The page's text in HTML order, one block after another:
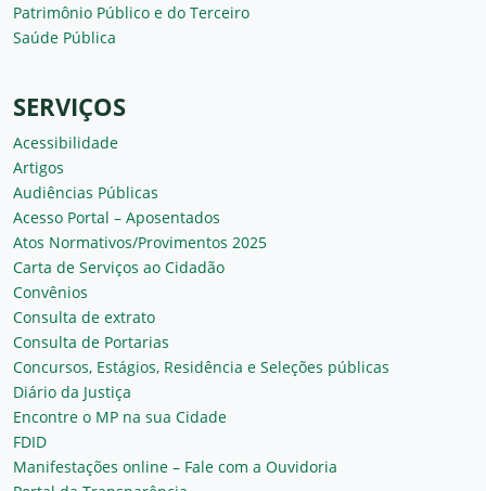
Patrimônio Público e do Terceiro
Saúde Pública
SERVIÇOS
Acessibilidade
Artigos
Audiências Públicas
Acesso Portal – Aposentados
Atos Normativos/Provimentos 2025
Carta de Serviços ao Cidadão
Convênios
Consulta de extrato
Consulta de Portarias
Concursos, Estágios, Residência e Seleções públicas
Diário da Justiça
Encontre o MP na sua Cidade
FDID
Manifestações online – Fale com a Ouvidoria